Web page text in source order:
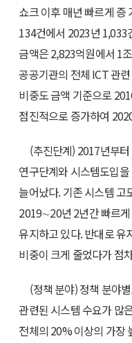
쇼크 이후 매년 빠르게 증
134건에서 2023년 1,033
금액은 2,823억원에서 1
공공기관의 전체 ICT 관
비중도 금액 기준으로
점진적으로 증가하여
(추진단계) 2017년부
연구단계와 시스템도입
늘어났다. 기존 시스템 고
2019∼20년 2년간 빠르
유지하고 있다. 반대로
비중이 크게 줄었다가 점
(정책 분야) 정책 분야
관련된 시스템 수요가 많
전체의 20% 이상의 가장